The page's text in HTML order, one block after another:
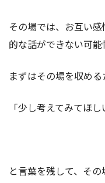
その場では、お互い
的な話ができない可能
まずはその場を収め
「少し考えてみてほし
と言葉を残して、その